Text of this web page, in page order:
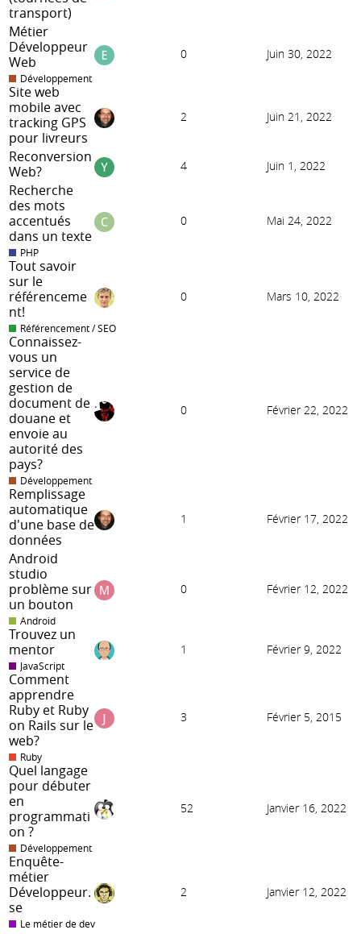
transport)
Métier
Développeur
Web
Développement
0 Juin 30, 2022
Site web
mobile avec
tracking GPS
pour livreurs
2 Juin 21, 2022
Reconversion
Web?
4 Juin 1, 2022
Recherche
des mots
accentués
dans un texte
PHP
0 Mai 24, 2022
Tout savoir
sur le
référenceme
nt!
Référencement / SEO
0 Mars 10, 2022
Connaissez-
vous un
service de
gestion de
document de
douane et
envoie au
autorité des
pays?
Développement
0 Février 22, 2022
Remplissage
automatique
d'une base de
données
1 Février 17, 2022
Android
studio
problème sur
un bouton
Android
0 Février 12, 2022
Trouvez un
mentor
JavaScript
1 Février 9, 2022
Comment
apprendre
Ruby et Ruby
on Rails sur le
web?
Ruby
3 Février 5, 2015
Quel langage
pour débuter
en
programmati
on ?
Développement
52 Janvier 16, 2022
Enquête-
métier
Développeur.
se
Le métier de dev
2 Janvier 12, 2022